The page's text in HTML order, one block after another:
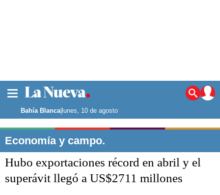
Noticias
La ciudad
Punta Alta
El país
El mundo
Seguridad
Bahía Blanca|lunes, 10 de agosto
Economía y campo.
Hubo exportaciones récord en abril y el
superávit llegó a US$2711 millones